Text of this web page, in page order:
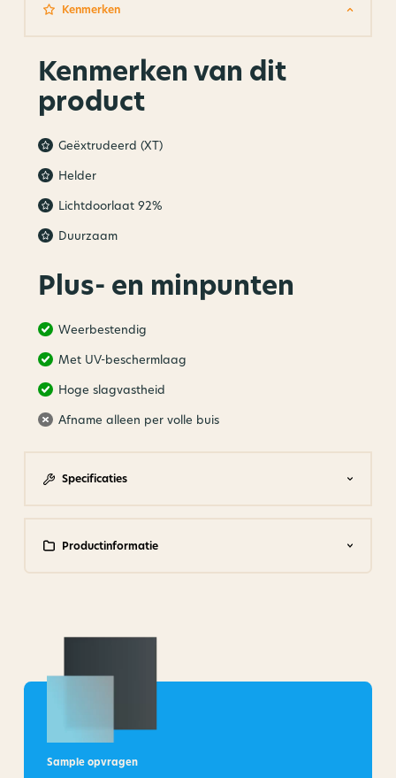
Kenmerken
Kenmerken van dit
product
Geëxtrudeerd (XT)
Helder
Lichtdoorlaat 92%
Duurzaam
Plus- en minpunten
Weerbestendig
Met UV-beschermlaag
Hoge slagvastheid
Afname alleen per volle buis
Specificaties
Productinformatie
Sample opvragen